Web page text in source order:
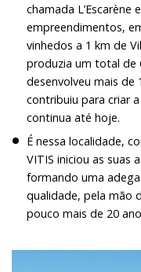
chamada
empreendimentos,
vinhedos a 1 km de
produzia um total de
desenvolveu mais de
contribuiu para criar
continua até hoje.
É nessa localidade,
VITIS iniciou as suas
formando uma
qualidade, pela mão
pouco mais de 20